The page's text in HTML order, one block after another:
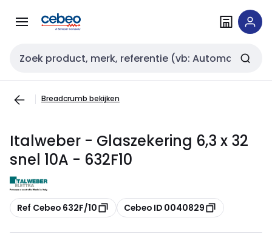
naar
naar
Zoekveld invoer
Breadcrumb bekijken
Italweber - Glaszekering 6,3 x 32
snel 10A - 632F10
Kopiëren
Ref Cebeo 632F/10 Kopiëren
Cebeo ID 0040829